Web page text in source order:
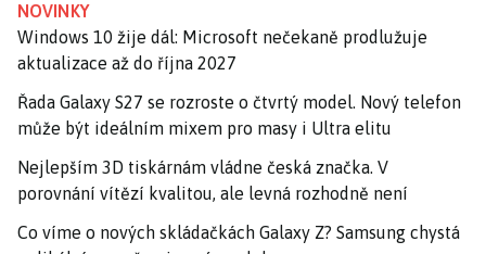
NOVINKY
Windows 10 žije dál: Microsoft nečekaně prodlužuje
aktualizace až do října 2027
Řada Galaxy S27 se rozroste o čtvrtý model. Nový telefon
může být ideálním mixem pro masy i Ultra elitu
Nejlepším 3D tiskárnám vládne česká značka. V
porovnání vítězí kvalitou, ale levná rozhodně není
Co víme o nových skládačkách Galaxy Z? Samsung chystá